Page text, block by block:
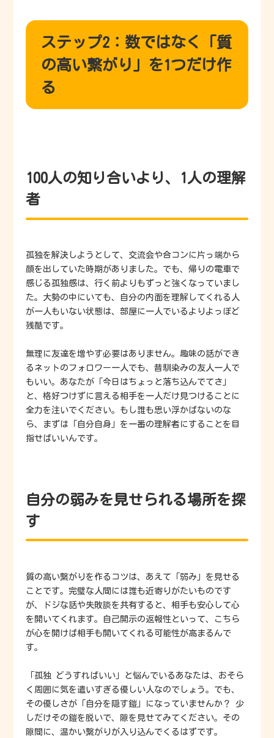
ステップ2：数ではなく「質
の高い繋がり」を1つだけ作
る
100人の知り合いより、1人の理解
者
孤独を解決しようとして、交流会や合コンに片っ端から
顔を出していた時期がありました。でも、帰りの電車で
感じる孤独感は、行く前よりもずっと強くなっていまし
た。大勢の中にいても、自分の内面を理解してくれる人
が一人もいない状態は、部屋に一人でいるよりよっぽど
残酷です。
無理に友達を増やす必要はありません。趣味の話ができ
るネットのフォロワー一人でも、昔馴染みの友人一人で
もいい。あなたが「今日はちょっと落ち込んでてさ」
と、格好つけずに言える相手を一人だけ見つけることに
全力を注いでください。もし誰も思い浮かばないのな
ら、まずは「自分自身」を一番の理解者にすることを目
指せばいいんです。
自分の弱みを見せられる場所を探
す
質の高い繋がりを作るコツは、あえて「弱み」を見せる
ことです。完璧な人間には誰も近寄りがたいものです
が、ドジな話や失敗談を共有すると、相手も安心して心
を開いてくれます。自己開示の返報性といって、こちら
が心を開けば相手も開いてくれる可能性が高まるんで
す。
「孤独 どうすればいい」と悩んでいるあなたは、おそら
く周囲に気を遣いすぎる優しい人なのでしょう。でも、
その優しさが「自分を隠す鎧」になっていませんか？ 少
しだけその鎧を脱いで、隙を見せてみてください。その
隙間に、温かい繋がりが入り込んでくるはずです。